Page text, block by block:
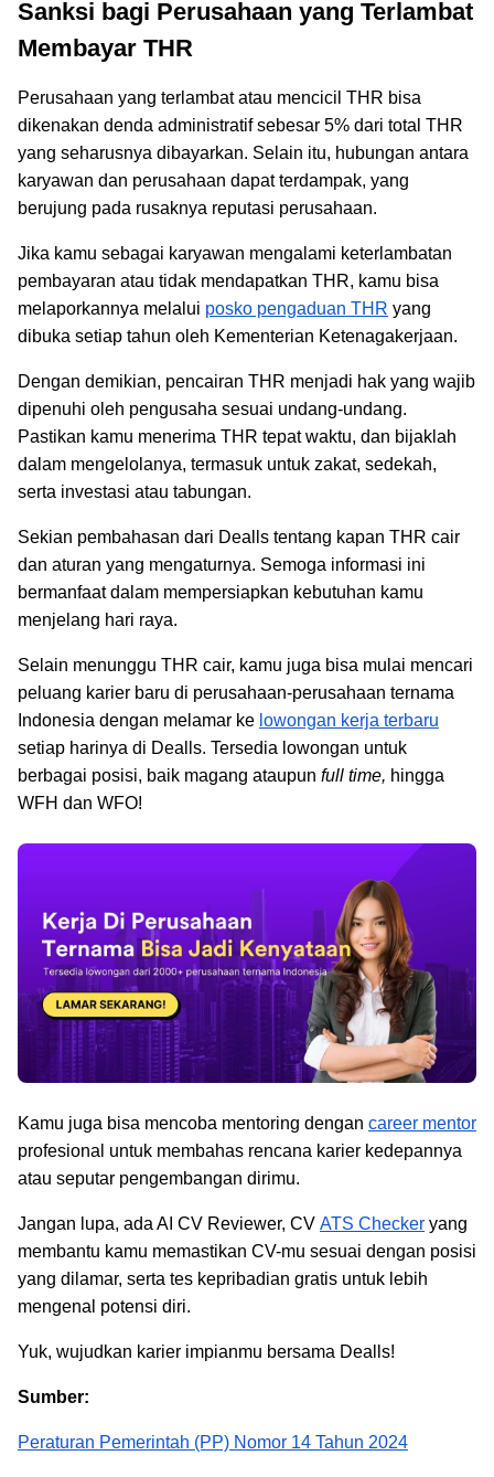
Sanksi bagi Perusahaan yang Terlambat
Membayar THR
Perusahaan yang terlambat atau mencicil THR bisa
dikenakan denda administratif sebesar 5% dari total THR
yang seharusnya dibayarkan. Selain itu, hubungan antara
karyawan dan perusahaan dapat terdampak, yang
berujung pada rusaknya reputasi perusahaan.
Jika kamu sebagai karyawan mengalami keterlambatan
pembayaran atau tidak mendapatkan THR, kamu bisa
melaporkannya melalui posko pengaduan THR yang
dibuka setiap tahun oleh Kementerian Ketenagakerjaan.
Dengan demikian, pencairan THR menjadi hak yang wajib
dipenuhi oleh pengusaha sesuai undang-undang.
Pastikan kamu menerima THR tepat waktu, dan bijaklah
dalam mengelolanya, termasuk untuk zakat, sedekah,
serta investasi atau tabungan.
Sekian pembahasan dari Dealls tentang kapan THR cair
dan aturan yang mengaturnya. Semoga informasi ini
bermanfaat dalam mempersiapkan kebutuhan kamu
menjelang hari raya.
Selain menunggu THR cair, kamu juga bisa mulai mencari
peluang karier baru di perusahaan-perusahaan ternama
Indonesia dengan melamar ke lowongan kerja terbaru
setiap harinya di Dealls. Tersedia lowongan untuk
berbagai posisi, baik magang ataupun full time, hingga
WFH dan WFO!
Kamu juga bisa mencoba mentoring dengan career mentor
profesional untuk membahas rencana karier kedepannya
atau seputar pengembangan dirimu.
Jangan lupa, ada AI CV Reviewer, CV ATS Checker yang
membantu kamu memastikan CV-mu sesuai dengan posisi
yang dilamar, serta tes kepribadian gratis untuk lebih
mengenal potensi diri.
Yuk, wujudkan karier impianmu bersama Dealls!
Sumber:
Peraturan Pemerintah (PP) Nomor 14 Tahun 2024